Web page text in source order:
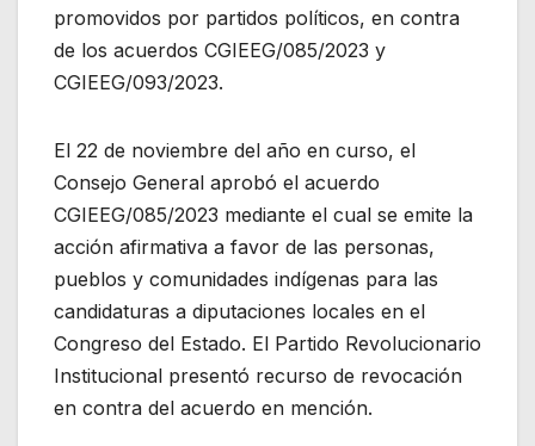
promovidos por partidos políticos, en contra
de los acuerdos CGIEEG/085/2023 y
CGIEEG/093/2023.
El 22 de noviembre del año en curso, el
Consejo General aprobó el acuerdo
CGIEEG/085/2023 mediante el cual se emite la
acción afirmativa a favor de las personas,
pueblos y comunidades indígenas para las
candidaturas a diputaciones locales en el
Congreso del Estado. El Partido Revolucionario
Institucional presentó recurso de revocación
en contra del acuerdo en mención.